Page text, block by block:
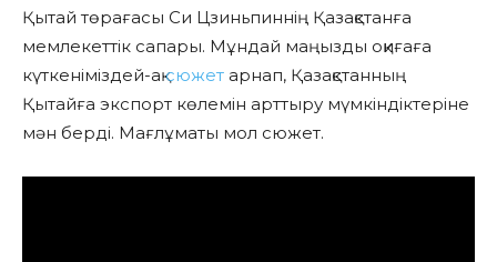
Қытай төрағасы Си Цзиньпиннің Қазақстанға
мемлекеттік сапары. Мұндай маңызды оқиғаға
күткеніміздей-ақсюжет арнап, Қазақстанның
Қытайға экспорт көлемін арттыру мүмкіндіктеріне
мән берді. Мағлұматы мол сюжет.